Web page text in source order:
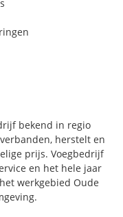
bekend in regio
herstelt en
prijs. Voegbedrijf
en het hele jaar
werkgebied Oude